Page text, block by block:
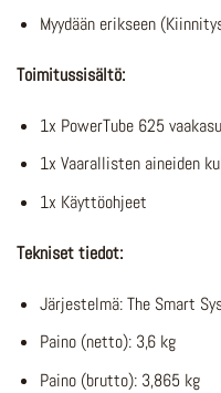
Myydään erikseen
Toimitussisältö:
1x PowerTube 625
1x Vaarallisten aineiden
1x Käyttöohjeet
Tekniset tiedot:
Järjestelmä: The Smart
Paino (netto): 3,6 kg
Paino (brutto): 3,865 kg